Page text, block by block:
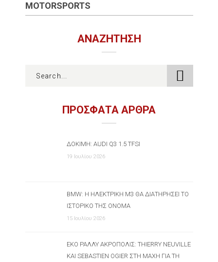
MOTORSPORTS
ΑΝΑΖΉΤΗΣΗ
ΠΡΟΣΦΑΤΑ ΑΡΘΡΑ
ΔΟΚΙΜΉ: AUDI Q3 1.5 TFSI
19 Ιουλίου 2026
BMW: Η ΗΛΕΚΤΡΙΚΉ M3 ΘΑ ΔΙΑΤΗΡΉΣΕΙ ΤΟ
ΙΣΤΟΡΙΚΌ ΤΗΣ ΌΝΟΜΑ
15 Ιουλίου 2026
ΕΚΟ ΡΆΛΛΥ ΑΚΡΌΠΟΛΙΣ: THIERRY NEUVILLE
ΚΑΙ SEBASTIEN OGIER ΣΤΗ ΜΆΧΗ ΓΙΑ ΤΗ